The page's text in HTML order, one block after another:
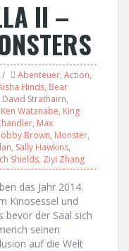
II –
Abenteuer, Action,
Hinds, Bear
David Strathairn,
Ken Watanabe, King
, Max
Brown, Monster,
, Sally Hawkins,
Shields, Ziyi Zhang
das Jahr 2014.
Kinosessel und
bevor der Saal sich
seinen
auf die Welt